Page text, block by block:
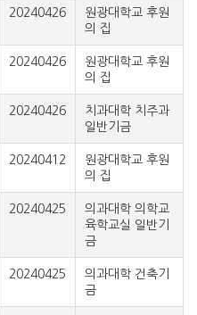
20240426
원광대학교 후원
의 집
20240426
원광대학교 후원
의 집
20240426
치과대학 치주과
일반기금
20240412
원광대학교 후원
의 집
20240425
의과대학 의학교
육학교실 일반기
금
20240425
의과대학 건축기
금